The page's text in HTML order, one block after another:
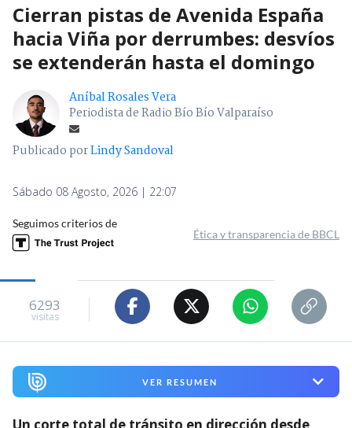
Cierran pistas de Avenida España
hacia Viña por derrumbes: desvíos
se extenderán hasta el domingo
Aníbal Rosales Vera
Periodista de Radio Bío Bío Valparaíso
Publicado porLindy Sandoval
Sábado 08 Agosto, 2026 | 22:07
Seguimos criterios de
Ética y transparencia de BBCL
6293
visitas
VER RESUMEN